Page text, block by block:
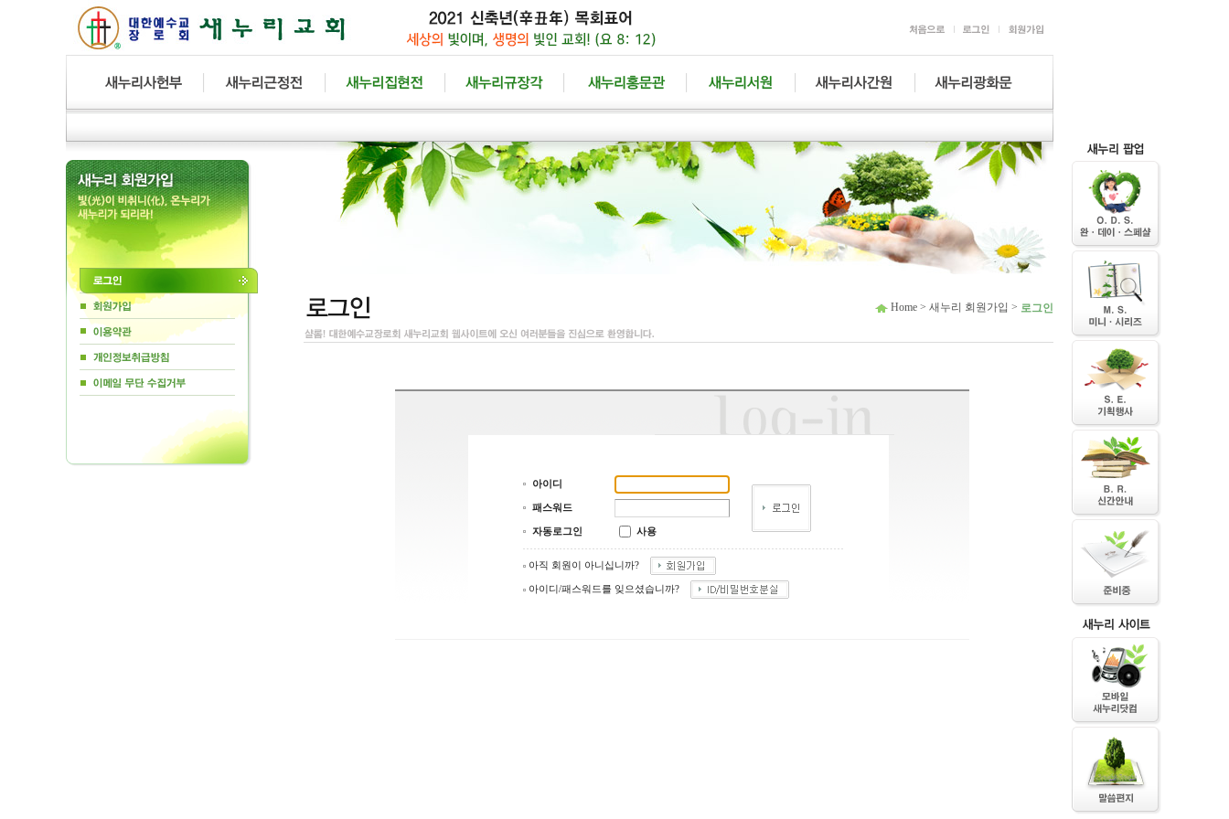
Home > 새누리 회원가입 > 로그인
아이디
패스워드
자동로그인 사용
아직 회원이 아니십니까?
아이디/패스워드를 잊으셨습니까?